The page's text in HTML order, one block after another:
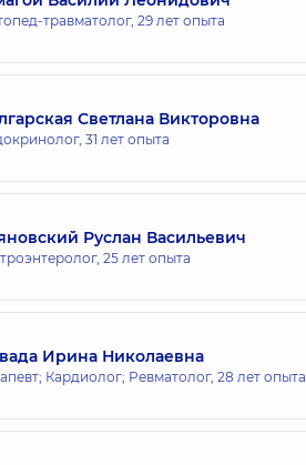
травматолог, 29 лет опыта
Светлана Викторовна
31 лет опыта
Руслан Васильевич
25 лет опыта
Ирина Николаевна
Кардиолог; Ревматолог, 28 лет опыта